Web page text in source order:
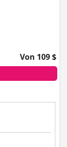
Von 109 $